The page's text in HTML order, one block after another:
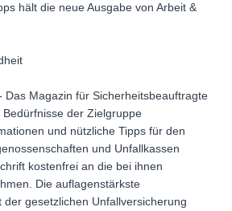
hält die neue Ausgabe von Arbeit &
Das Magazin für Sicherheitsbeauftragte
der Zielgruppe
und nützliche Tipps für den
und Unfallkassen
kostenfrei an die bei ihnen
Die auflagenstärkste
der gesetzlichen Unfallversicherung